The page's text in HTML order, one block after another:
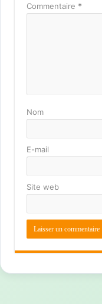
Commentaire *
Nom
E-mail
Site web